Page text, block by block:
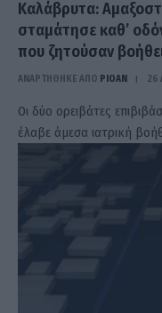
Καλάβρυτα:
σταμάτησε καθ’
που ζητούσαν
ΑΝΑΡΤΗΘΗΚΕ ΑΠΟ PIOAN 26
Οι δύο ορειβάτες
έλαβε άμεσα ιατρική